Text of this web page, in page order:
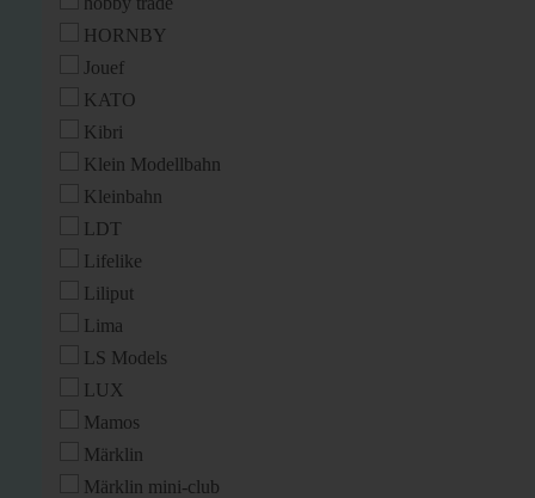
HORNBY
Jouef
KATO
Kibri
Klein Modellbahn
Kleinbahn
LDT
Lifelike
Liliput
Lima
LS Models
LUX
Mamos
Märklin
Märklin mini-club